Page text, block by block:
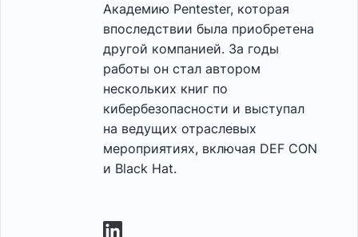
Академию Pentester, которая
впоследствии была приобретена
другой компанией. За годы
работы он стал автором
нескольких книг по
кибербезопасности и выступал
на ведущих отраслевых
мероприятиях, включая DEF CON
и Black Hat.